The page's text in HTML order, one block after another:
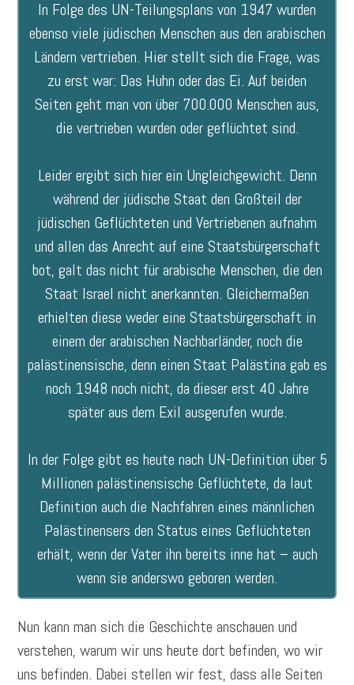
In Folge des UN-Teilungsplans von 1947 wurden
ebenso viele jüdischen Menschen aus den arabischen
Ländern vertrieben. Hier stellt sich die Frage, was
zu erst war: Das Huhn oder das Ei. Auf beiden
Seiten geht man von über 700.000 Menschen aus,
die vertrieben wurden oder geflüchtet sind.
Leider ergibt sich hier ein Ungleichgewicht. Denn
während der jüdische Staat den Großteil der
jüdischen Geflüchteten und Vertriebenen aufnahm
und allen das Anrecht auf eine Staatsbürgerschaft
bot, galt das nicht für arabische Menschen, die den
Staat Israel nicht anerkannten. Gleichermaßen
erhielten diese weder eine Staatsbürgerschaft in
einem der arabischen Nachbarländer, noch die
palästinensische, denn einen Staat Palästina gab es
noch 1948 noch nicht, da dieser erst 40 Jahre
später aus dem Exil ausgerufen wurde.
In der Folge gibt es heute nach UN-Definition über 5
Millionen palästinensische Geflüchtete, da laut
Definition auch die Nachfahren eines männlichen
Palästinensers den Status eines Geflüchteten
erhält, wenn der Vater ihn bereits inne hat – auch
wenn sie anderswo geboren werden.
Nun kann man sich die Geschichte anschauen und
verstehen, warum wir uns heute dort befinden, wo wir
uns befinden. Dabei stellen wir fest, dass alle Seiten